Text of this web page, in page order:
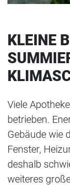
KLEINE
Viele
betrieben.
Gebäude wie
Fenster,
deshalb
weiteres